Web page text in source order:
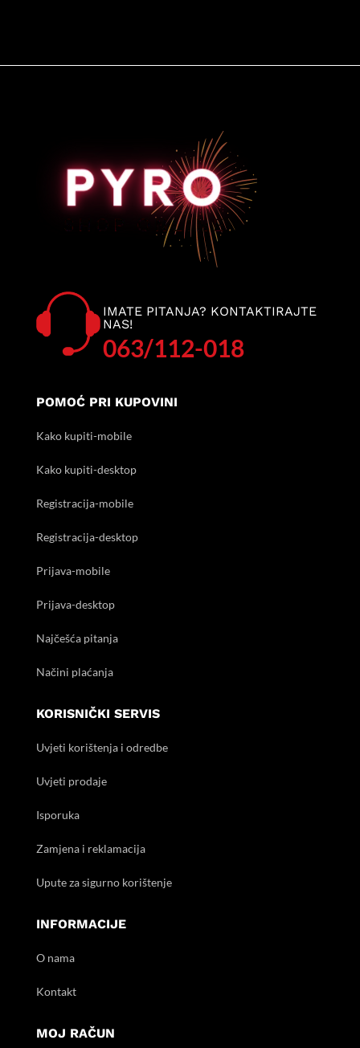
IMATE PITANJA? KONTAKTIRAJTE
NAS!
063/112-018
POMOĆ PRI KUPOVINI
Kako kupiti-mobile
Kako kupiti-desktop
Registracija-mobile
Registracija-desktop
Prijava-mobile
Prijava-desktop
Najčešća pitanja
Načini plaćanja
KORISNIČKI SERVIS
Uvjeti korištenja i odredbe
Uvjeti prodaje
Isporuka
Zamjena i reklamacija
Upute za sigurno korištenje
INFORMACIJE
O nama
Kontakt
MOJ RAČUN